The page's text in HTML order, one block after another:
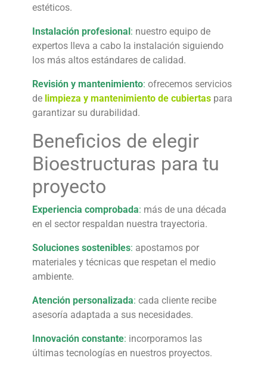
estéticos.
Instalación profesional : nuestro equipo de
expertos lleva a cabo la instalación siguiendo
los más altos estándares de calidad.
Revisión y mantenimiento: ofrecemos servicios
de limpieza y mantenimiento de cubiertas para
garantizar su durabilidad.
Beneficios de elegir
Bioestructuras para tu
proyecto
Experiencia comprobada: más de una década
en el sector respaldan nuestra trayectoria.
Soluciones sostenibles: apostamos por
materiales y técnicas que respetan el medio
ambiente.
Atención personalizada: cada cliente recibe
asesoría adaptada a sus necesidades.
Innovación constante: incorporamos las
últimas tecnologías en nuestros proyectos.